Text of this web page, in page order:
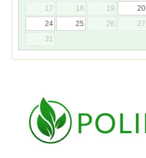
17
18 19 20
24
25 26 27
31